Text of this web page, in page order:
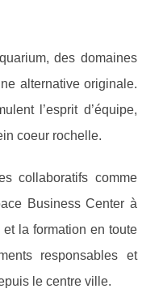
des domaines
alternative originale.
l’esprit d’équipe,
coeur rochelle.
collaboratifs comme
Business Center à
la formation en toute
responsables et
le centre ville.